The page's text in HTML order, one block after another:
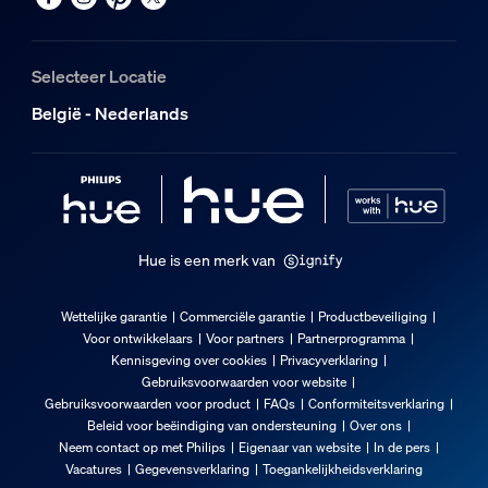
EAN
8721103126078
Afmetingen en gewicht van product
Nettogewicht
0,1 kg
74 mm
Totale lengte
Totale breedte
96 mm
Selecteer Locatie
België - Nederlands
Hue is een merk van
Wettelijke garantie Commerciële garantie
Productbeveiliging
Voor ontwikkelaars
Voor partners
Partnerprogramma
Kennisgeving over cookies
Privacyverklaring
Gebruiksvoorwaarden voor website
Gebruiksvoorwaarden voor product
FAQs
Conformiteitsverklaring
Beleid voor beëindiging van ondersteuning
Over ons
Neem contact op met Philips
Eigenaar van website
In de pers
Vacatures
Gegevensverklaring Toegankelijkheidsverklaring